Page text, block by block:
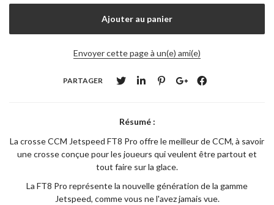
Envoyer cette page à un(e) ami(e)
PARTAGER
Résumé :
La crosse CCM Jetspeed FT8 Pro offre le meilleur de CCM, à savoir
une crosse conçue pour les joueurs qui veulent être partout et
tout faire sur la glace.
La FT8 Pro représente la nouvelle génération de la gamme
Jetspeed, comme vous ne l'avez jamais vue.